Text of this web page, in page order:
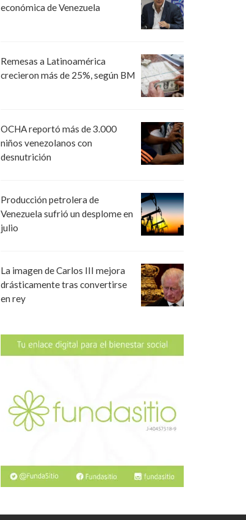
económica de Venezuela
Remesas a Latinoamérica
crecieron más de 25%, según BM
OCHA reportó más de 3.000
niños venezolanos con
desnutrición
Producción petrolera de
Venezuela sufrió un desplome en
julio
La imagen de Carlos III mejora
drásticamente tras convertirse
en rey